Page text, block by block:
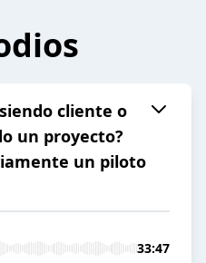
cliente o
un proyecto?
un piloto
33:47